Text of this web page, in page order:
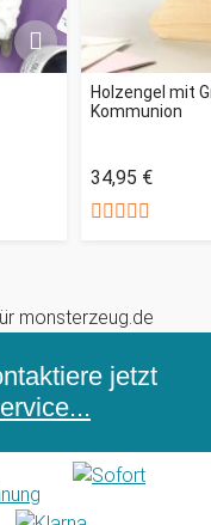
Holzengel mit
Kommunion
34,95 €
jetzt